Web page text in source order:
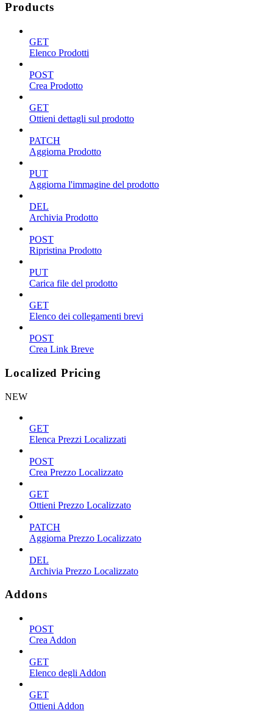
Products
GET
Elenco Prodotti
POST
Crea Prodotto
GET
Ottieni dettagli sul prodotto
PATCH
Aggiorna Prodotto
PUT
Aggiorna l'immagine del prodotto
DEL
Archivia Prodotto
POST
Ripristina Prodotto
PUT
Carica file del prodotto
GET
Elenco dei collegamenti brevi
POST
Crea Link Breve
Localized Pricing
NEW
GET
Elenca Prezzi Localizzati
POST
Crea Prezzo Localizzato
GET
Ottieni Prezzo Localizzato
PATCH
Aggiorna Prezzo Localizzato
DEL
Archivia Prezzo Localizzato
Addons
POST
Crea Addon
GET
Elenco degli Addon
GET
Ottieni Addon